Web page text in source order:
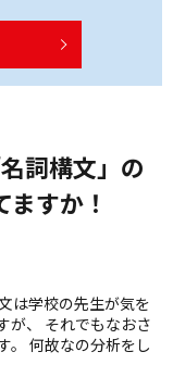
詞構文」の
すか！
学校の先生が気を
が、 それでもなおさ
。 何故なの分析をし